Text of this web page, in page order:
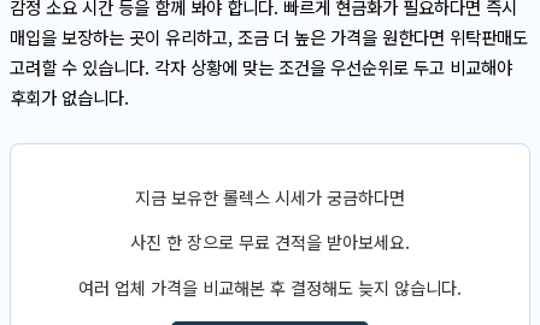
감정 소요 시간 등을 함께 봐야 합니다. 빠르게 현금화가 필요하다면 즉시
매입을 보장하는 곳이 유리하고, 조금 더 높은 가격을 원한다면 위탁판매도
고려할 수 있습니다. 각자 상황에 맞는 조건을 우선순위로 두고 비교해야
후회가 없습니다.
지금 보유한 롤렉스 시세가 궁금하다면
사진 한 장으로 무료 견적을 받아보세요.
여러 업체 가격을 비교해본 후 결정해도 늦지 않습니다.